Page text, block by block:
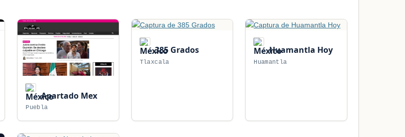
Apartado Mex
Puebla
385 Grados
Tlaxcala
Huamantla Hoy
Huamantla